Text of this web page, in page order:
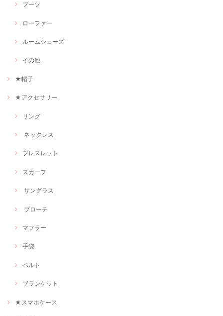
ブーツ
ローファー
ルームシューズ
その他
★帽子
★アクセサリー
リング
ネックレス
ブレスレット
スカーフ
サングラス
ブローチ
マフラー
手袋
ベルト
ブランケット
★スマホケース